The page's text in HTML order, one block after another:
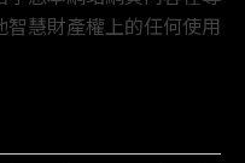
慧財產權上的任何使用